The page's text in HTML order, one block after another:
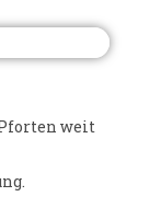
Pforten weit